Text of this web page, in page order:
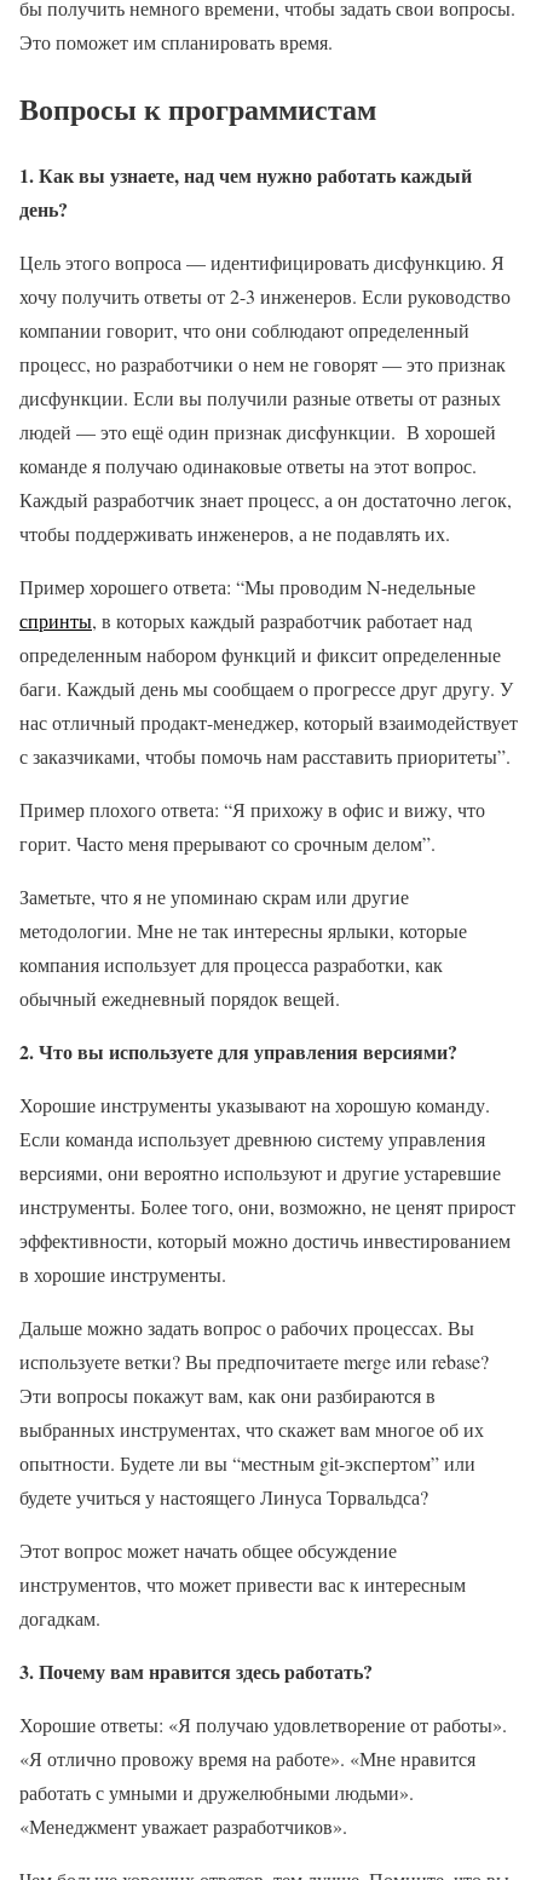
бы получить немного времени, чтобы задать свои вопросы.
Это поможет им спланировать время.
Вопросы к программистам
1. Как вы узнаете, над чем нужно работать каждый
день?
Цель этого вопроса — идентифицировать дисфункцию. Я
хочу получить ответы от 2-3 инженеров. Если руководство
компании говорит, что они соблюдают определенный
процесс, но разработчики о нем не говорят — это признак
дисфункции. Если вы получили разные ответы от разных
людей — это ещё один признак дисфункции. В хорошей
команде я получаю одинаковые ответы на этот вопрос.
Каждый разработчик знает процесс, а он достаточно легок,
чтобы поддерживать инженеров, а не подавлять их.
Пример хорошего ответа: “Мы проводим N-недельные
спринты, в которых каждый разработчик работает над
определенным набором функций и фиксит определенные
баги. Каждый день мы сообщаем о прогрессе друг другу. У
нас отличный продакт-менеджер, который взаимодействует
с заказчиками, чтобы помочь нам расставить приоритеты”.
Пример плохого ответа: “Я прихожу в офис и вижу, что
горит. Часто меня прерывают со срочным делом”.
Заметьте, что я не упоминаю скрам или другие
методологии. Мне не так интересны ярлыки, которые
компания использует для процесса разработки, как
обычный ежедневный порядок вещей.
2. Что вы используете для управления версиями?
Хорошие инструменты указывают на хорошую команду.
Если команда использует древнюю систему управления
версиями, они вероятно используют и другие устаревшие
инструменты. Более того, они, возможно, не ценят прирост
эффективности, который можно достичь инвестированием
в хорошие инструменты.
Дальше можно задать вопрос о рабочих процессах. Вы
используете ветки? Вы предпочитаете merge или rebase?
Эти вопросы покажут вам, как они разбираются в
выбранных инструментах, что скажет вам многое об их
опытности. Будете ли вы “местным git-экспертом” или
будете учиться у настоящего Линуса Торвальдса?
Этот вопрос может начать общее обсуждение
инструментов, что может привести вас к интересным
догадкам.
3. Почему вам нравится здесь работать?
Хорошие ответы: «Я получаю удовлетворение от работы».
«Я отлично провожу время на работе». «Мне нравится
работать с умными и дружелюбными людьми».
«Менеджмент уважает разработчиков».